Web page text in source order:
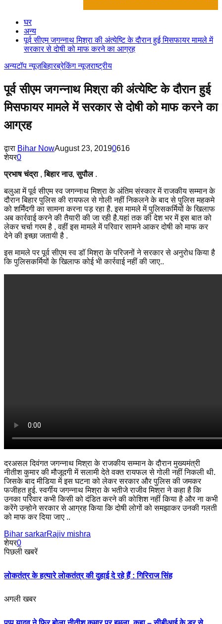
घर
अन्य
पूर्व सीएम जगन्नाथ मिश्रा की अंत्येष्टि के दौरान हुई मिसफायर मामले में
सरकार से दोषी को माफ करने का आग्रह
अन्यटॉप न्यूज़बिहारब्रेकिंग न्यूज़राष्ट्रीय
पूर्व सीएम जगन्नाथ मिश्रा की अंत्येष्टि के दौरान हुई
मिसफायर मामले में सरकार से दोषी को माफ करने का
आग्रह
द्वारा Bihar NowAugust 23, 20190616
शेयर0
प्रभाष चंद्रा,बिहार नाउ,सुपौल.
बलुआ में पूर्व सीएम स्व जगन्नाथ मिश्रा के अंतिम संस्कार में राजकीय सम्मान के
दौरान बिहार पुलिस की रायफल से गोली नहीं निकलने के बाद से पुलिस महकमे
को शर्मिंदगी का सामना करना पड़ रहा है. इस मामले में पुलिसकर्मियों के खिलाफ
अब कार्रवाई करने की तैयारी की जा रही है.यहां तक की देश भर में इस बात को
लेकर चर्चा गरम है , वहीं इस मामले में परिवार सामने आकर दोषी को माफ कर
देने की इच्छा जतायी है .
इस मामले पर पूर्व सीएम स्व डॉ मिश्रा के परिजनों ने सरकार से अनुरोध किया है
कि पुलिसकर्मियों के खिलाफ कोई भी कार्रवाई नहीं की जाए..
दरअसल दिवंगत जगन्नाथ मिश्रा के राजकीय सम्मान के दौरान मुख्यमंत्री
नीतीश कुमार की मौजूदगी में सलामी देते वक्त रायफल से गोली नहीं निकली थी.
जिसके बाद मीडिया में इस घटना को लेकर सरकार और पुलिस की जमकर
फजीहत हुई. स्वर्गीय जगन्नाथ मिश्रा के भतीजे राजीव मिश्रा ने कहा है कि
उनका परिवार कभी किसी को दंडित करने की कोशिश नहीं किया है और ना कभी
करेंगे उन्होने सरकार से आग्रह किया कि दोषी लोगों को समझाकर उनकी गलती
को माफ कर दिया जाए ..
Bihar sarkarRajiv mishra
शेयर0
पिछली खबरें
लोकतंत्र के हत्यारे लोकतंत्र की दुहाई दे रहे हैं : गिरिराज सिंह
अगली खबर